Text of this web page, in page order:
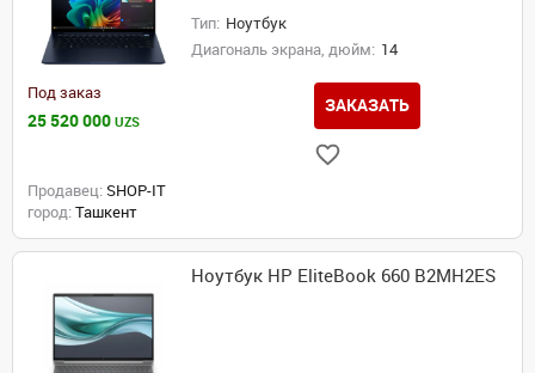
Тип: Ноутбук
Диагональ экрана, дюйм: 14
Под заказ
25 520 000 UZS
ЗАКАЗАТЬ
Продавец: SHOP-IT
город: Ташкент
Ноутбук HP EliteBook 660 B2MH2ES